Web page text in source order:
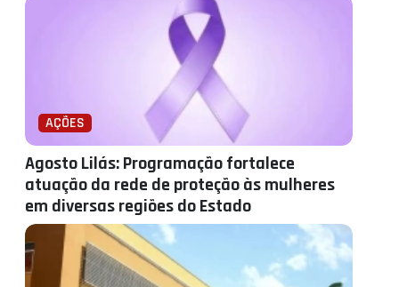
AÇÕES
Agosto Lilás: Programação fortalece
atuação da rede de proteção às mulheres
em diversas regiões do Estado